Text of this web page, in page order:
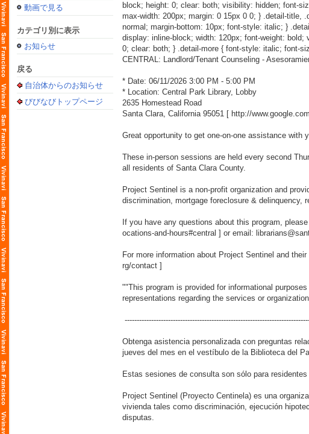
動画で見る
カテゴリ別に表示
お知らせ
戻る
自治体からのお知らせ
びびなびトップページ
block; height: 0; clear: both; visibility: hidden; font-
max-width: 200px; margin: 0 15px 0 0; } .detail-title,
normal; margin-bottom: 10px; font-style: italic; }
display: inline-block; width: 120px; font-weight:
0; clear: both; } .detail-more { font-style: italic; font-
CENTRAL: Landlord/Tenant Counseling -
* Date: 06/11/2026 3:00 PM - 5:00 PM
* Location: Central Park Library, Lobby
2635 Homestead Road
Santa Clara, California 95051 [ http://
Great opportunity to get one-on-one assistance with
These in-person sessions are held every second
all residents of Santa Clara County.
Project Sentinel is a non-profit organization and
discrimination, mortgage foreclosure &
If you have any questions about this program,
ocations-and-hours#central ] or email:
For more information about Project Sentinel and
rg/contact ]
""This program is provided for informational
representations regarding the services or
Obtenga asistencia personalizada con preguntas
jueves del mes en el vestíbulo de la Biblioteca del
Estas sesiones de consulta son sólo para
Project Sentinel (Proyecto Centinela) es una
vivienda tales como discriminación, ejecución
disputas.